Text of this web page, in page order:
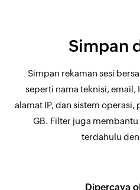
Simpan
Simpan rekaman sesi
seperti nama teknisi, email,
alamat IP, dan sistem
GB. Filter juga
terdahulu
Dipercaya